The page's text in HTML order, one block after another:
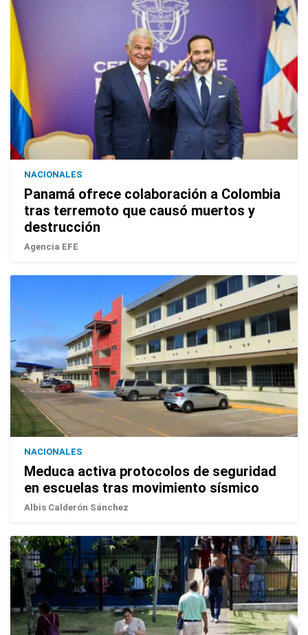
NACIONALES
Panamá ofrece colaboración a Colombia
tras terremoto que causó muertos y
destrucción
Agencia EFE
NACIONALES
Meduca activa protocolos de seguridad
en escuelas tras movimiento sísmico
Albis Calderón Sánchez